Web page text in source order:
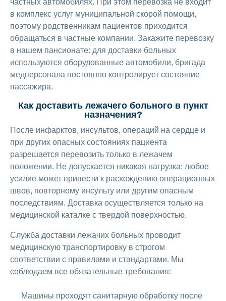
частных автомобилях. При этом перевозка не входит
в комплекс услуг муниципальной скорой помощи,
поэтому родственникам пациентов приходится
обращаться в частные компании. Закажите перевозку
в нашем пансионате: для доставки больных
используются оборудованные автомобили, бригада
медперсонала постоянно контролирует состояние
пассажира.
Как доставить лежачего больного в пункт
назначения?
После инфарктов, инсультов, операций на сердце и
при других опасных состояниях пациента
разрешается перевозить только в лежачем
положении. Не допускается никакая нагрузка: любое
усилие может привести к расхождению операционных
швов, повторному инсульту или другим опасным
последствиям. Доставка осуществляется только на
медицинской каталке с твердой поверхностью.
Служба доставки лежачих больных проводит
медицинскую транспортировку в строгом
соответствии с правилами и стандартами. Мы
соблюдаем все обязательные требования:
Машины проходят санитарную обработку после